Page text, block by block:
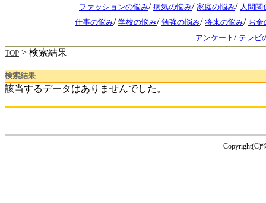
ファッションの悩み/ 病気の悩み/ 家庭の悩み/ 人間関
仕事の悩み/ 学校の悩み/ 勉強の悩み/ 将来の悩み/ お金
アンケート / テレビ
TOP > 検索結果
検索結果
該当するデータはありませんでした。
Copyright(C)